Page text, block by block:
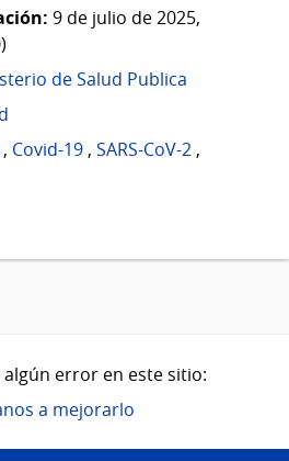
9 de julio de 2025,
de Salud Publica
, Covid-19 , SARS-CoV-2 ,
error en este sitio:
a mejorarlo